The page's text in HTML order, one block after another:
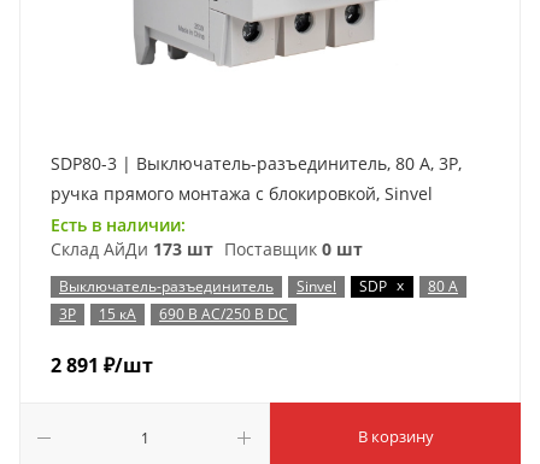
SDP80-3 | Выключатель-разъединитель, 80 А, 3Р,
ручка прямого монтажа с блокировкой, Sinvel
Есть в наличии:
Склад АйДи 173 шт Поставщик 0 шт
Выключатель-разъединитель Sinvel SDP x
80 А
3P
15 кА 690 В AC/250 В DC
2 891 ₽/шт
В корзину